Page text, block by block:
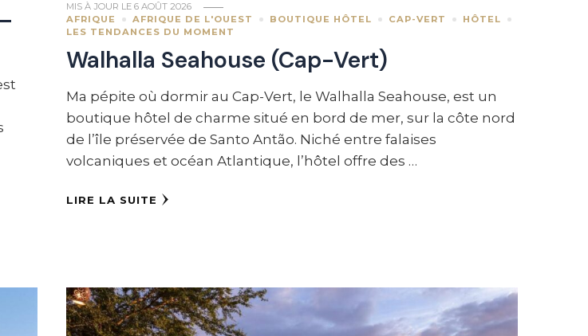
MIS À JOUR LE6 AOÛT 2026
AFRIQUE
AFRIQUE DE L'OUEST BOUTIQUE HÔTEL CAP-VERT
HÔTEL
LES TENDANCES DU MOMENT
Walhalla Seahouse (Cap-Vert)
Ma pépite où dormir au Cap-Vert, le Walhalla Seahouse, est un
boutique hôtel de charme situé en bord de mer, sur la côte nord
de l’île préservée de Santo Antão. Niché entre falaises
volcaniques et océan Atlantique, l’hôtel offre des …
LIRE LA SUITE